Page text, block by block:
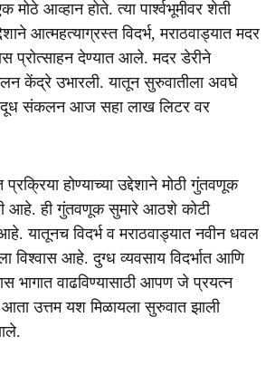
आव्हान होते. त्या पार्श्वभूमीवर शेती
आत्महत्याग्रस्त विदर्भ, मराठवाड्यात मदर
प्रोत्साहन देण्यात आले. मदर डेरीने
केंद्रे उभारली. यातून सुरुवातीला अवघे
संकलन आज सहा लाख लिटर वर
प्रक्रिया होण्याच्या उद्देशाने मोठी गुंतवणूक
आहे. ही गुंतवणूक सुमारे आठशे कोटी
यातूनच विदर्भ व मराठवाड्यात नवीन धवल
विश्वास आहे. दुग्ध व्यवसाय विदर्भात आणि
भागात वाढविण्यासाठी आपण जे प्रयत्न
उत्तम यश मिळायला सुरुवात झाली